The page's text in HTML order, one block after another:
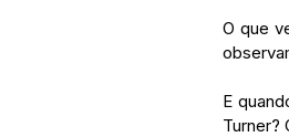
O que
E
Turner?